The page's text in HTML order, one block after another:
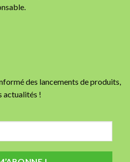
des lancements de produits,
actualités !